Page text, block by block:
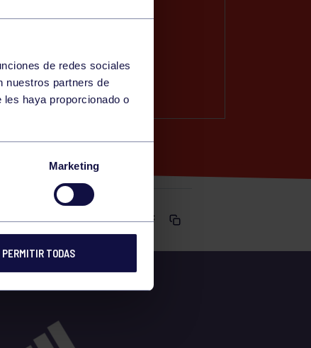
de redes sociales
nuestros partners de
haya proporcionado o
Marketing
PERMITIR TODAS
Comparte